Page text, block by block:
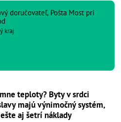
Pošta Most pri
kraj
teploty? Byty v srdci
majú výnimočný systém,
aj šetrí náklady